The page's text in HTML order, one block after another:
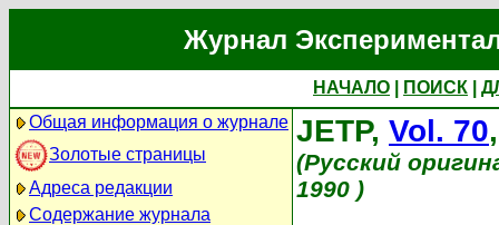
Журнал
НАЧАЛО ПОИСК
Общая информация о журнале
Золотые страницы
Адреса редакции
Содержание журнала
JETP, Vol. 70
(Русский
1990 )